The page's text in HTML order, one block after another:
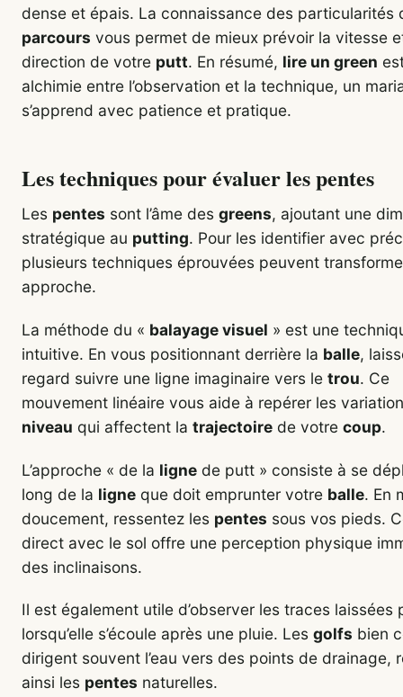
dense et épais. La connaissance des particularités
parcours vous permet de mieux prévoir la vitesse
direction de votre putt. En résumé, lire un green
alchimie entre l’observation et la technique, un
s’apprend avec patience et pratique.
Les techniques pour évaluer les pentes
Les pentes sont l’âme des greens, ajoutant une
stratégique au putting. Pour les identifier avec
plusieurs techniques éprouvées peuvent
approche.
La méthode du « balayage visuel » est une
intuitive. En vous positionnant derrière la balle,
regard suivre une ligne imaginaire vers le trou. Ce
mouvement linéaire vous aide à repérer les
niveau qui affectent la trajectoire de votre coup.
L’approche « de la ligne de putt » consiste à se
long de la ligne que doit emprunter votre balle. En
doucement, ressentez les pentes sous vos pieds.
direct avec le sol offre une perception physique
des inclinaisons.
Il est également utile d’observer les traces laissées
lorsqu’elle s’écoule après une pluie. Les golfs bien
dirigent souvent l’eau vers des points de drainage,
ainsi les pentes naturelles.